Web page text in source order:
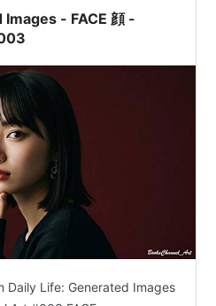
- FACE 顔 -
Daily Life: Generated Images